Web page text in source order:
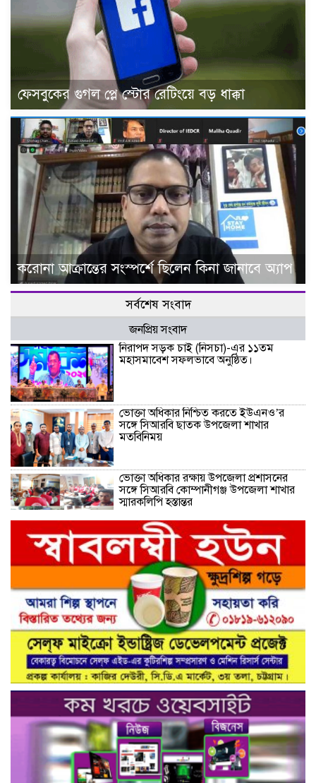
ফেসবুকের গুগল প্লে স্টোর রেটিংয়ে বড় ধাক্কা
করোনা আক্রান্তের সংস্পর্শে ছিলেন কিনা জানাবে অ্যাপ
সর্বশেষ সংবাদ
জনপ্রিয় সংবাদ
নিরাপদ সড়ক চাই (নিসচা)-এর ১১তম
মহাসমাবেশ সফলভাবে অনুষ্ঠিত।
ভোক্তা অধিকার নিশ্চিত করতে ইউএনও’র
সঙ্গে সিআরবি ছাতক উপজেলা শাখার
মতবিনিময়
ভোক্তা অধিকার রক্ষায় উপজেলা প্রশাসনের
সঙ্গে সিআরবি কোম্পানীগঞ্জ উপজেলা শাখার
স্মারকলিপি হস্তান্তর
নরসিংদীর শিবপুরের নিরাপদ সড়ক চাই
কমিটির আলোচনা সভা ও আইডি কার্ড
বিতরণ।
নিরাপদ সড়ক গড়তে কাঁধে কাঁধ মিলিয়ে কাজ
করার প্রত্যয়: নিসচা পলাশ উপজেলা শাখার
আইডি কার্ড বিতরণ ও পরিচিতি সভা সম্পন্ন**
নাগরিক সেবা প্রদানে মাধবদী পৌরসভার
যুগান্তকারী সাফল্য স্বস্তিতে পৌরবাসী
গাজীপুরের কালিয়াকৈরে ভেজাল সন্দেশ
কারখানায় ভোক্তা অধিদপ্তরের অভিযান,
শাস্তিবিহী ৭৫ হাজার টাকা জরিমানা